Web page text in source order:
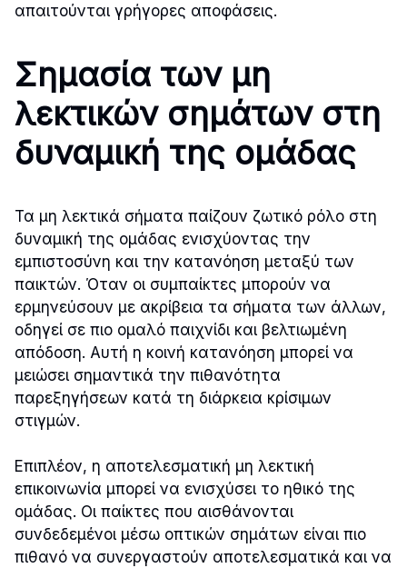
απαιτούνται γρήγορες αποφάσεις.
Σημασία των μη
λεκτικών σημάτων στη
δυναμική της ομάδας
Τα μη λεκτικά σήματα παίζουν ζωτικό ρόλο στη
δυναμική της ομάδας ενισχύοντας την
εμπιστοσύνη και την κατανόηση μεταξύ των
παικτών. Όταν οι συμπαίκτες μπορούν να
ερμηνεύσουν με ακρίβεια τα σήματα των άλλων,
οδηγεί σε πιο ομαλό παιχνίδι και βελτιωμένη
απόδοση. Αυτή η κοινή κατανόηση μπορεί να
μειώσει σημαντικά την πιθανότητα
παρεξηγήσεων κατά τη διάρκεια κρίσιμων
στιγμών.
Επιπλέον, η αποτελεσματική μη λεκτική
επικοινωνία μπορεί να ενισχύσει το ηθικό της
ομάδας. Οι παίκτες που αισθάνονται
συνδεδεμένοι μέσω οπτικών σημάτων είναι πιο
πιθανό να συνεργαστούν αποτελεσματικά και να